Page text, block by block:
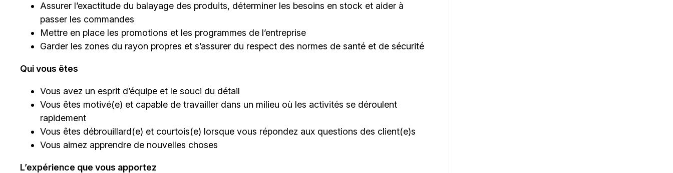
Assurer l’exactitude du balayage des produits, déterminer les besoins en stock et aider à
passer les commandes
Mettre en place les promotions et les programmes de l’entreprise
Garder les zones du rayon propres et s’assurer du respect des normes de santé et de sécurité
Qui vous êtes
Vous avez un esprit d’équipe et le souci du détail
Vous êtes motivé(e) et capable de travailler dans un milieu où les activités se déroulent
rapidement
Vous êtes débrouillard(e) et courtois(e) lorsque vous répondez aux questions des client(e)s
Vous aimez apprendre de nouvelles choses
L’expérience que vous apportez